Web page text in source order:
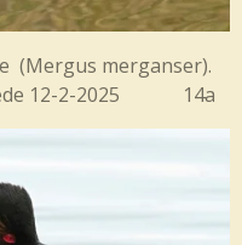
(Mergus merganser).
12-2-2025 14a